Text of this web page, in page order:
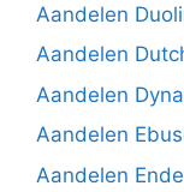
Aandelen
Aandelen
Aandelen
Aandelen
Aandelen